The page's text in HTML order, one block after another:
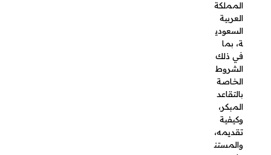
ت
المطلوبة،
بالإضافة
إلى مكافأة
نهاية
الخدمة،
وصيغة
خطاب
طلب
تقاعد من
الخدمة